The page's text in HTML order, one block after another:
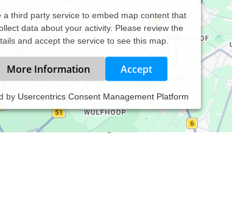
a third party service to embed map content that
data about your activity. Please review the
and accept the service to see this map.
More Information Accept
by Usercentrics Consent Management Platform
ich melde mich umgehend bei Ihnen. Termin